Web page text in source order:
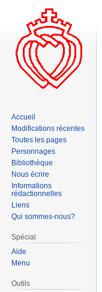
Accueil
Modifications récentes
Toutes les pages
Personnages
Bibliothèque
Nous écrire
Informations
rédactionnelles
Liens
Qui sommes-nous?
Spécial
Aide
Menu
Outils